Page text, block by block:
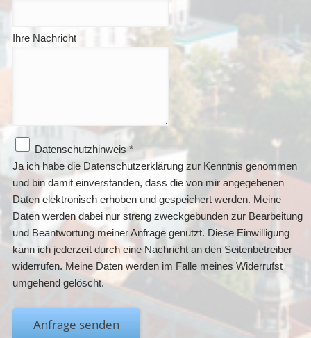
Ihre Nachricht
Datenschutzhinweis*
Ja ich habe die Datenschutzerklärung zur Kenntnis genommen
und bin damit einverstanden, dass die von mir angegebenen
Daten elektronisch erhoben und gespeichert werden. Meine
Daten werden dabei nur streng zweckgebunden zur Bearbeitung
und Beantwortung meiner Anfrage genutzt. Diese Einwilligung
kann ich jederzeit durch eine Nachricht an den Seitenbetreiber
widerrufen. Meine Daten werden im Falle meines Widerrufst
umgehend gelöscht.
Anfrage senden